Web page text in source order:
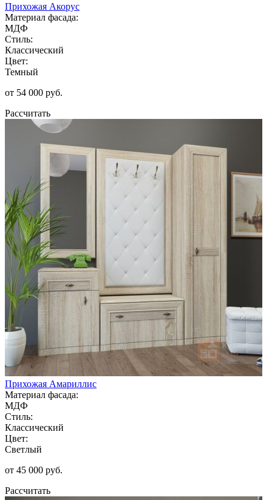
Прихожая Акорус
Материал фасада:
МДФ
Стиль:
Классический
Цвет:
Темный
от 54 000 руб.
Рассчитать
Прихожая Амариллис
Материал фасада:
МДФ
Стиль:
Классический
Цвет:
Светлый
от 45 000 руб.
Рассчитать